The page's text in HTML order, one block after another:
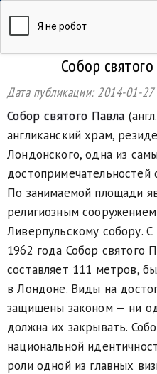
ТыСамСебеГид
Собор
Дата публикации: 2014-01-27
Собор святого Павла
англиканский храм,
Лондонского, одна из
достопримечательностей
По занимаемой площади
религиозным
Ливерпульскому собору.
1962 года Собор святого
составляет 111 метров,
в Лондоне. Виды на
защищены законом — ни
должна их закрывать.
национальной
роли одной из главных